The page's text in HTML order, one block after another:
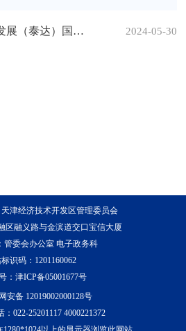
第二十届中国汽车产业发展（泰达）国际论坛将在天津经开区举办 2024-05-30
津经济技术开发区管理委员会
区融义路与金滨道交口宝信大厦
管委会办公室 电子政务科
标识码：1201160062
：津ICP备05001677号
安备 12019002000128号
022-25201117 4000221372